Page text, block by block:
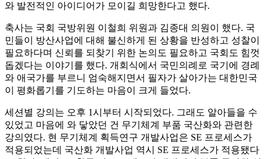
와 발전적인 아이디어가 모이길 희망한다고 했다.
축사는 국회 국방위원 이철희 위원과 김종대 의원이 했다. 국
민들이 방산사업에 대해 불신하게 된 상황을 반성하고 성찰이
필요하다며 신뢰를 되찾기 위한 논의도 필요하고 국회도 힘껏
돕겠다는 이야기를 했다. 개회식에서 국민의례로 국기에 경례
와 애국가를 부르니 엄숙해지면서 필자가 살아가는 대한민국
이 평화롭기를 기도하는 마음이 크게 들었다.
세션별 강의는 오후 1시부터 시작되었다. 그래도 알아들을 수
있었고 마음에 와 닿았던 건 무기체계 부품 국산화와 관련한
강의였다. 현 무기체계 획득연구 개발사업은 SE 프로세스가
적용되었는데 국산화 개발사업 역시 SE 프로세스가 적용됐다